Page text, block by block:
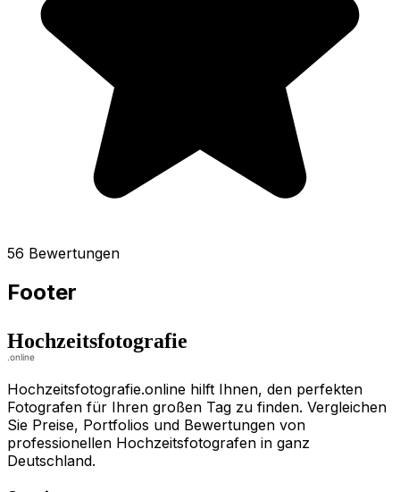
56 Bewertungen
Footer
Hochzeitsfotografie.online hilft Ihnen, den perfekten
Fotografen für Ihren großen Tag zu finden. Vergleichen
Sie Preise, Portfolios und Bewertungen von
professionellen Hochzeitsfotografen in ganz
Deutschland.